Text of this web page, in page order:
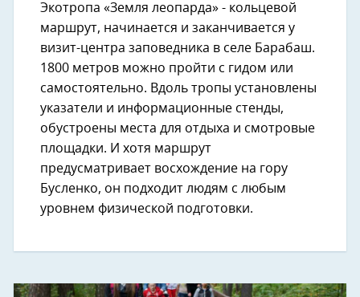
Экотропа «Земля леопарда» - кольцевой
маршрут, начинается и заканчивается у
визит-центра заповедника в селе Барабаш.
1800 метров можно пройти с гидом или
самостоятельно. Вдоль тропы установлены
указатели и информационные стенды,
обустроены места для отдыха и смотровые
площадки. И хотя маршрут
предусматривает восхождение на гору
Бусленко, он подходит людям с любым
уровнем физической подготовки.